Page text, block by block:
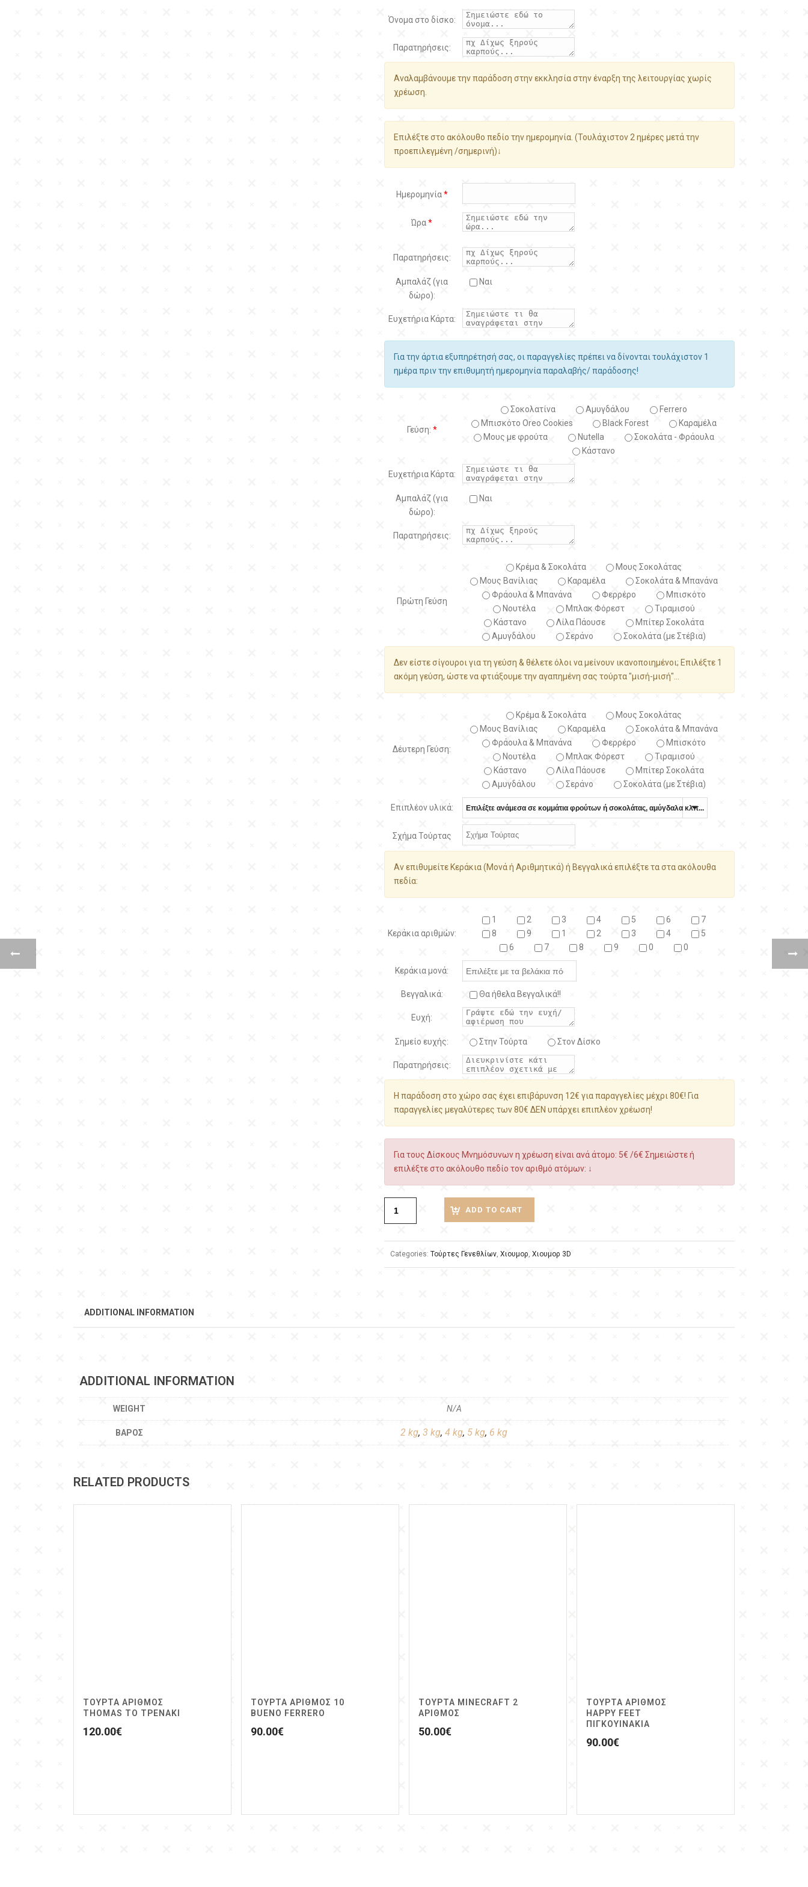
Όνομα στο δίσκο:
Παρατηρήσεις:
Αναλαμβάνουμε την παράδοση στην εκκλησία στην έναρξη της λειτουργίας χωρίς
χρέωση.
Επιλέξτε στο ακόλουθο πεδίο την ημερομηνία. (Τουλάχιστον 2 ημέρες μετά την
προεπιλεγμένη /σημερινή)↓
Ημερομηνία*
Ώρα*
Παρατηρήσεις:
Αμπαλάζ (για
δώρο):
Ναι
Ευχετήρια Κάρτα:
Για την άρτια εξυπηρέτησή σας, οι παραγγελίες πρέπει να δίνονται τουλάχιστον 1
ημέρα πριν την επιθυμητή ημερομηνία παραλαβής/ παράδοσης!
Γεύση: *
Σοκολατίνα Αμυγδάλου
Ferrero
Μπισκότο Oreo Cookies
Black Forest
Kαραμέλα
Μους με φρούτα
Nutella
Σοκολάτα - Φράουλα
Κάστανο
Ευχετήρια Κάρτα:
Αμπαλάζ (για
δώρο):
Ναι
Παρατηρήσεις:
Πρώτη Γεύση
Κρέμα & Σοκολάτα
Μους Σοκολάτας
Μους Βανίλιας
Καραμέλα
Σοκολάτα & Μπανάνα
Φράουλα & Μπανάνα
Φερρέρο
Μπισκότο
Νουτέλα
Μπλακ Φόρεστ
Τιραμισού
Κάστανο
Λίλα Πάουσε
Μπίτερ Σοκολάτα
Αμυγδάλου
Σεράνο Σοκολάτα (με Στέβια)
Δεν είστε σίγουροι για τη γεύση & θέλετε όλοι να μείνουν ικανοποιημένοι; Επιλέξτε 1
ακόμη γεύση, ώστε να φτιάξουμε την αγαπημένη σας τούρτα "μισή-μισή"...
Δέυτερη Γεύση:
Κρέμα & Σοκολάτα
Μους Σοκολάτας
Μους Βανίλιας
Καραμέλα
Σοκολάτα & Μπανάνα
Φράουλα & Μπανάνα
Φερρέρο
Μπισκότο
Νουτέλα
Μπλακ Φόρεστ
Τιραμισού
Κάστανο
Λίλα Πάουσε
Μπίτερ Σοκολάτα
Αμυγδάλου
Σεράνο Σοκολάτα (με Στέβια)
Επιπλέον υλικά:
Σχήμα Τούρτας
Αν επιθυμείτε Κεράκια (Μονά ή Αριθμητικά) ή Βεγγαλικά επιλέξτε τα στα ακόλουθα
πεδία:
Κεράκια αριθμών:
1 2 3 4 5 6
7
8
9 1 2 3 4
5
6
7 8 9 0 0
Κεράκια μονά:
Βεγγαλικά: Θα ήθελα Βεγγαλικά!!
Ευχή:
Σημείο ευχής: Στην Τούρτα Στον Δίσκο
Παρατηρήσεις:
Η παράδοση στο χώρο σας έχει επιβάρυνση 12€ για παραγγελίες μέχρι 80€! Για
παραγγελίες μεγαλύτερες των 80€ ΔΕΝ υπάρχει επιπλέον χρέωση!
Για τους Δίσκους Μνημόσυνων η χρέωση είναι ανά άτομο: 5€ /6€ Σημειώστε ή
επιλέξτε στο ακόλουθο πεδίο τον αριθμό ατόμων: ↓
ADD TO CART
Categories: Τούρτες Γενεθλίων, Χιουμορ, Χιουμορ 3D
ADDITIONAL INFORMATION
ADDITIONAL INFORMATION
WEIGHT N/A
ΒΆΡΟΣ 2 kg, 3 kg, 4 kg, 5 kg, 6 kg
RELATED PRODUCTS
ΤΟΥΡΤΑ ΑΡΙΘΜΟΣ
THOMAS ΤΟ ΤΡΕΝΑΚΙ
120.00€
ΤΟΥΡΤΑ ΑΡΙΘΜΟΣ 10
BUENO FERRERO
90.00€
ΤΟΥΡΤΑ MINECRAFT 2
ΑΡΙΘΜΟΣ
50.00€
ΤΟΥΡΤΑ ΑΡΙΘΜΟΣ
HAPPY FEET
ΠΙΓΚΟΥΙΝΑΚΙΑ
90.00€